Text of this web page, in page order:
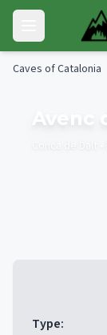
Skip to main content
Open main
Caves of Catalonia
Avenc
Type: